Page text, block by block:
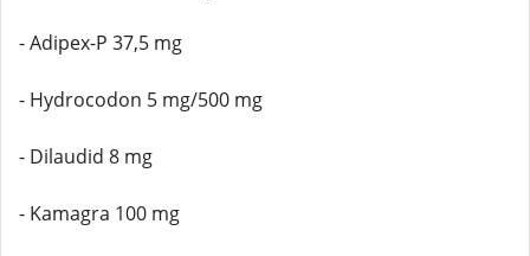
- Adipex-P 37,5 mg
- Hydrocodon 5 mg/500 mg
- Dilaudid 8 mg
- Kamagra 100 mg